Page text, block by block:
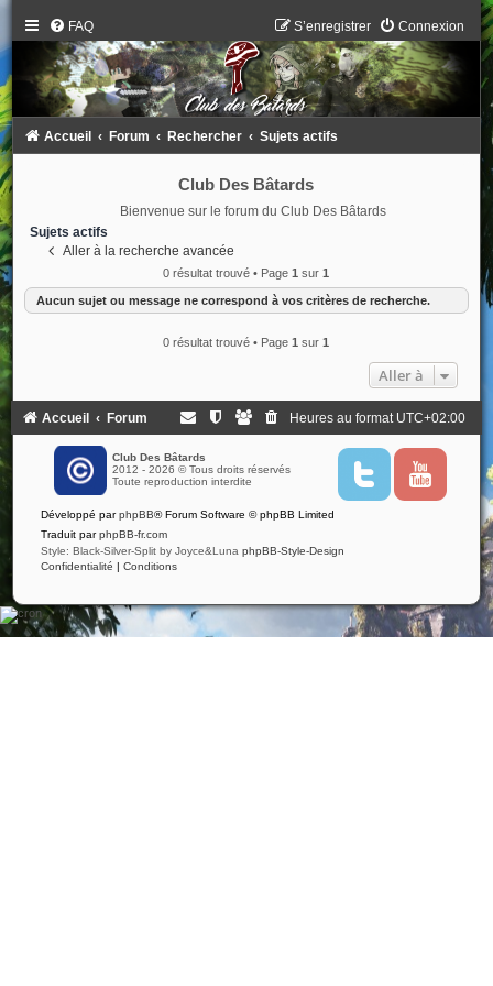
FAQ Connexion
S’enregistrer
Accueil Forum Rechercher Sujets actifs
Club Des Bâtards
Bienvenue sur le forum du Club Des Bâtards
Sujets actifs
Aller à la recherche avancée
0 résultat trouvé • Page1 sur1
Aucun sujet ou message ne correspond à vos critères de recherche.
0 résultat trouvé • Page1 sur1
Aller à
Accueil Forum Heures au format UTC+02:00
Club Des Bâtards
2012 - 2026 © Tous droits réservés
Toute reproduction interdite
T
i
Y
u
Développé parphpBB® Forum Software © phpBB Limited
Traduit parphpBB-fr.com
Style: Black-Silver-Split by Joyce&Luna phpBB-Style-Design
Confidentialité | Conditions